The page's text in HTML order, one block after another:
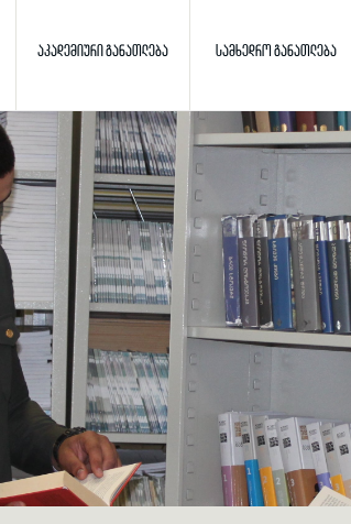
ᲐᲙᲐᲓᲔᲛᲘᲣᲠᲘ ᲒᲐᲜᲐᲗᲚᲔᲑᲐ ᲡᲐᲛᲮᲔᲓᲠᲝ ᲒᲐᲜᲐᲗᲚᲔᲑᲐ